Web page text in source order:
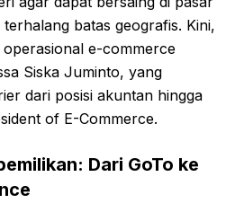
batas geografis. Kini,
e-commerce
Siska Juminto, yang
dari posisi akuntan hingga
of E-Commerce.
Dari GoTo ke